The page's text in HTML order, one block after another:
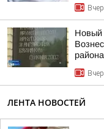
Новый
района
ЛЕНТА НОВОСТЕЙ